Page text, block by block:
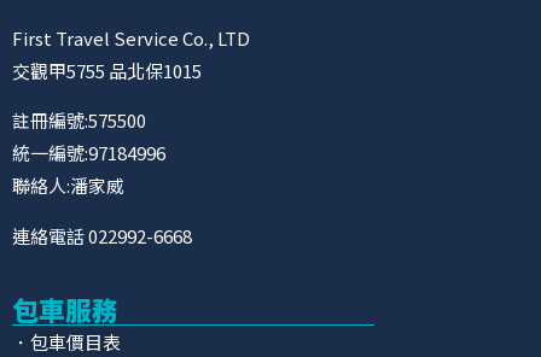
First Travel Service Co., LTD
交觀甲5755 品北保1015
註冊編號:575500
統一編號:97184996
聯絡人:潘家威
連絡電話 022992-6668
包車服務
．包車價目表